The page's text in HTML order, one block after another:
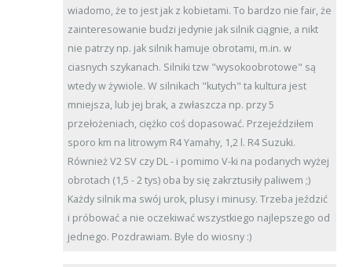
wiadomo, że to jest jak z kobietami. To bardzo nie fair, że
zainteresowanie budzi jedynie jak silnik ciągnie, a nikt
nie patrzy np. jak silnik hamuje obrotami, m.in. w
ciasnych szykanach. Silniki tzw "wysokoobrotowe" są
wtedy w żywiole. W silnikach "kutych" ta kultura jest
mniejsza, lub jej brak, a zwłaszcza np. przy 5
przełożeniach, ciężko coś dopasować. Przejeździłem
sporo km na litrowym R4 Yamahy, 1,2 l. R4 Suzuki.
Również V2 SV czy DL - i pomimo V-ki na podanych wyżej
obrotach (1,5 - 2 tys) oba by się zakrztusiły paliwem ;)
Każdy silnik ma swój urok, plusy i minusy. Trzeba jeździć
i próbować a nie oczekiwać wszystkiego najlepszego od
jednego. Pozdrawiam. Byle do wiosny :)